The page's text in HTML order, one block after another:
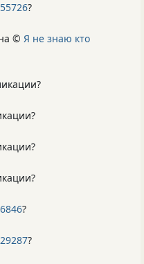
?
© Я не знаю кто
?
?